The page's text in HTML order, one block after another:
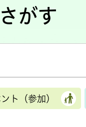
がす
ト（参加）